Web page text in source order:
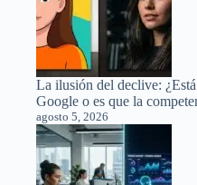
La ilusión del declive:
Google o es que la
agosto 5, 2026